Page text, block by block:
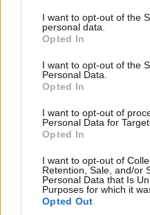
not limited to your visit or
grant or deny consent to
use your data for below
consent section.
I want to opt-out of the
personal data.
Opted In
I want to opt-out of the
Personal Data.
Opted In
I want to opt-out of
Personal Data for
Opted In
I want to opt-out of
Retention, Sale, and/or
Personal Data that Is
Purposes for which it
Opted Out